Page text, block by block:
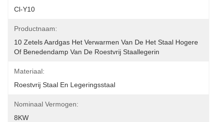
Cl-Y10
Productnaam:
10 Zetels Aardgas Het Verwarmen Van De Het Staal Hogere
Of Benedendamp Van De Roestvrij Staallegerin
Materiaal:
Roestvrij Staal En Legeringsstaal
Nominaal Vermogen:
8KW